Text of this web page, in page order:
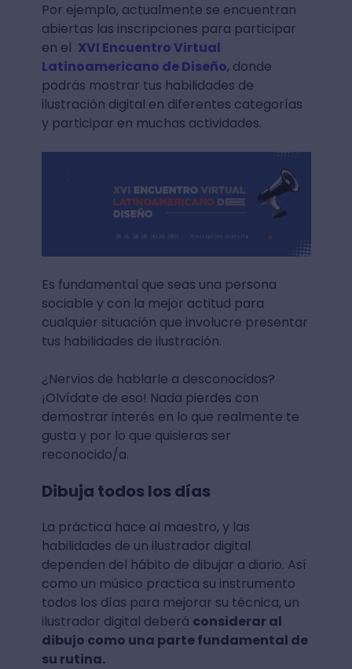
Por ejemplo, actualmente se encuentran
abiertas las inscripciones para participar
en el XVI Encuentro Virtual
Latinoamericano de Diseño, donde
podrás mostrar tus habilidades de
ilustración digital en diferentes categorías
y participar en muchas actividades.
Es fundamental que seas una persona
sociable y con la mejor actitud para
cualquier situación que involucre presentar
tus habilidades de ilustración.
¿Nervios de hablarle a desconocidos?
¡Olvídate de eso! Nada pierdes con
demostrar interés en lo que realmente te
gusta y por lo que quisieras ser
reconocido/a.
Dibuja todos los días
La práctica hace al maestro, y las
habilidades de un ilustrador digital
dependen del hábito de dibujar a diario. Así
como un músico practica su instrumento
todos los días para mejorar su técnica, un
ilustrador digital deberá considerar al
dibujo como una parte fundamental de
su rutina.